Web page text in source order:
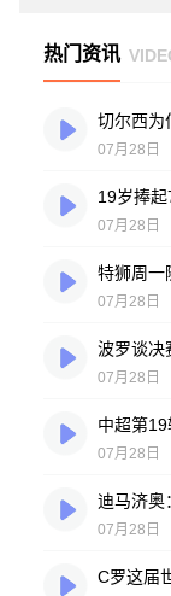
热门资讯
07月28日
07月28日
07月28日
07月28日
07月28日
07月28日